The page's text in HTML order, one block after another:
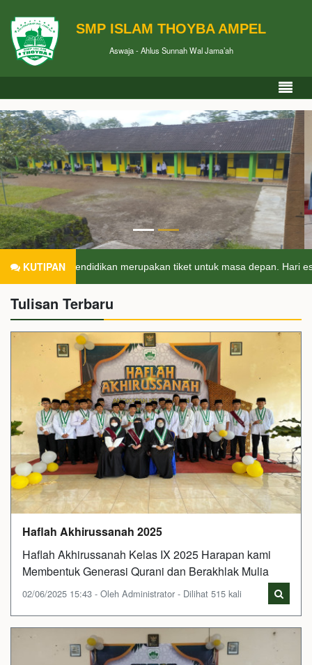
SMP ISLAM THOYBA AMPEL
Aswaja - Ahlus Sunnah Wal Jama’ah
KUTIPAN
Pendidikan merupakan tiket untuk masa depan. Hari esok untuk
Tulisan Terbaru
Haflah Akhirussanah 2025
Haflah Akhirussanah Kelas IX 2025 Harapan kami
Membentuk Generasi Qurani dan Berakhlak Mulia
02/06/2025 15:43 - Oleh Administrator - Dilihat 515 kali